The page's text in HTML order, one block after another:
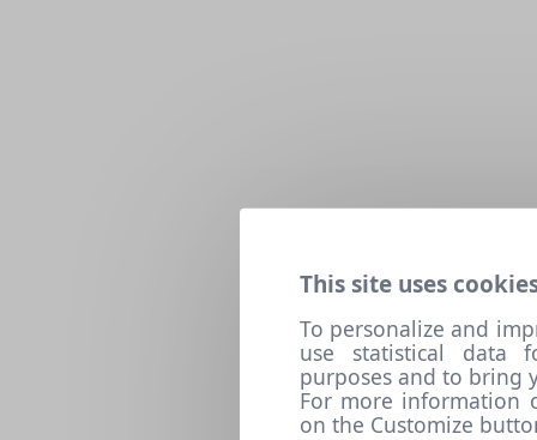
This site uses
To personalize and
use statistical data
purposes and to bring
For more information
on the Customize